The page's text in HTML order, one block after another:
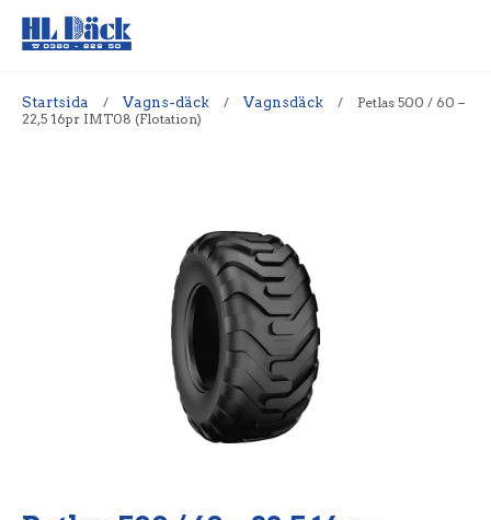
Startsida / Vagns-däck / Vagnsdäck /
Petlas 500 / 60 –
22,5 16pr IMT08 (Flotation)